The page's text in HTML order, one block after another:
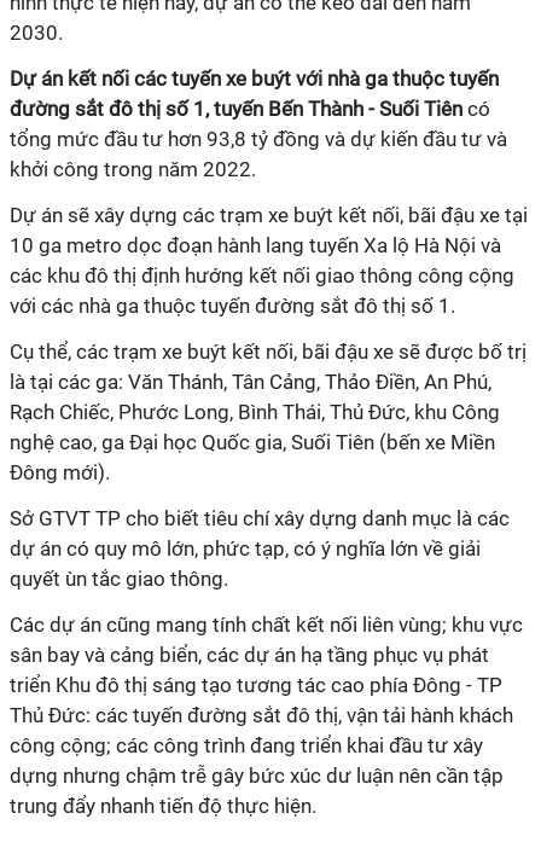
2030.
Dự án kết nối các tuyến xe buýt với nhà ga thuộc tuyến
đường sắt đô thị số 1, tuyến Bến Thành - Suối Tiên có
tổng mức đầu tư hơn 93,8 tỷ đồng và dự kiến đầu tư và
khởi công trong năm 2022.
Dự án sẽ xây dựng các trạm xe buýt kết nối, bãi đậu xe tại
10 ga metro dọc đoạn hành lang tuyến Xa lộ Hà Nội và
các khu đô thị định hướng kết nối giao thông công cộng
với các nhà ga thuộc tuyến đường sắt đô thị số 1.
Cụ thể, các trạm xe buýt kết nối, bãi đậu xe sẽ được bố trị
là tại các ga: Văn Thánh, Tân Cảng, Thảo Điền, An Phú,
Rạch Chiếc, Phước Long, Bình Thái, Thủ Đức, khu Công
nghệ cao, ga Đại học Quốc gia, Suối Tiên (bến xe Miền
Đông mới).
Sở GTVT TP cho biết tiêu chí xây dựng danh mục là các
dự án có quy mô lớn, phức tạp, có ý nghĩa lớn về giải
quyết ùn tắc giao thông.
Các dự án cũng mang tính chất kết nối liên vùng; khu vực
sân bay và cảng biển, các dự án hạ tầng phục vụ phát
triển Khu đô thị sáng tạo tương tác cao phía Đông - TP
Thủ Đức: các tuyến đường sắt đô thị, vận tải hành khách
công cộng; các công trình đang triển khai đầu tư xây
dựng nhưng chậm trễ gây bức xúc dư luận nên cần tập
trung đẩy nhanh tiến độ thực hiện.